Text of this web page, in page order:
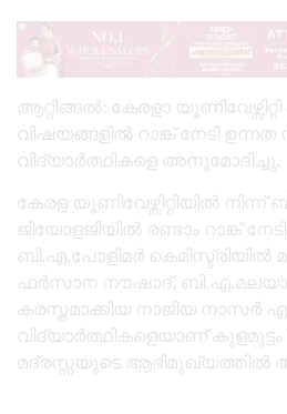
ആറ്റിങ്ങൽ: കേരളാ
വിഷയങ്ങളിൽ റാങ്ക് നേടി
വിദ്യാർത്ഥികളെ അനുമോദിച്ചു.
കേരള യൂണിവേഴ്സിറ്റിയിൽ നിന്ന്
ജിയോളജിയിൽ രണ്ടാം റാങ്ക്
ബി.എ.പോളിമർ കെമിസ്ട്രിയിൽ
ഫർസാന നൗഷാദ്,
കരസ്തമാക്കിയ നാജിയ നാസർ
വിദ്യാർത്ഥികളെയാണ്
മദ്രസ്സയുടെ ആഭിമുഖ്യത്തിൽ